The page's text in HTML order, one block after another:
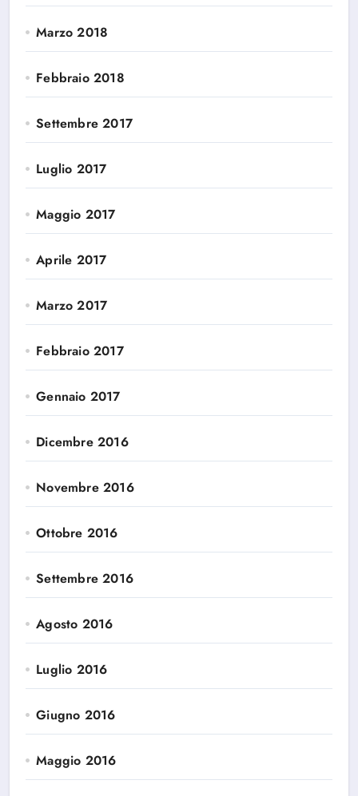
Marzo 2018
Febbraio 2018
Settembre 2017
Luglio 2017
Maggio 2017
Aprile 2017
Marzo 2017
Febbraio 2017
Gennaio 2017
Dicembre 2016
Novembre 2016
Ottobre 2016
Settembre 2016
Agosto 2016
Luglio 2016
Giugno 2016
Maggio 2016